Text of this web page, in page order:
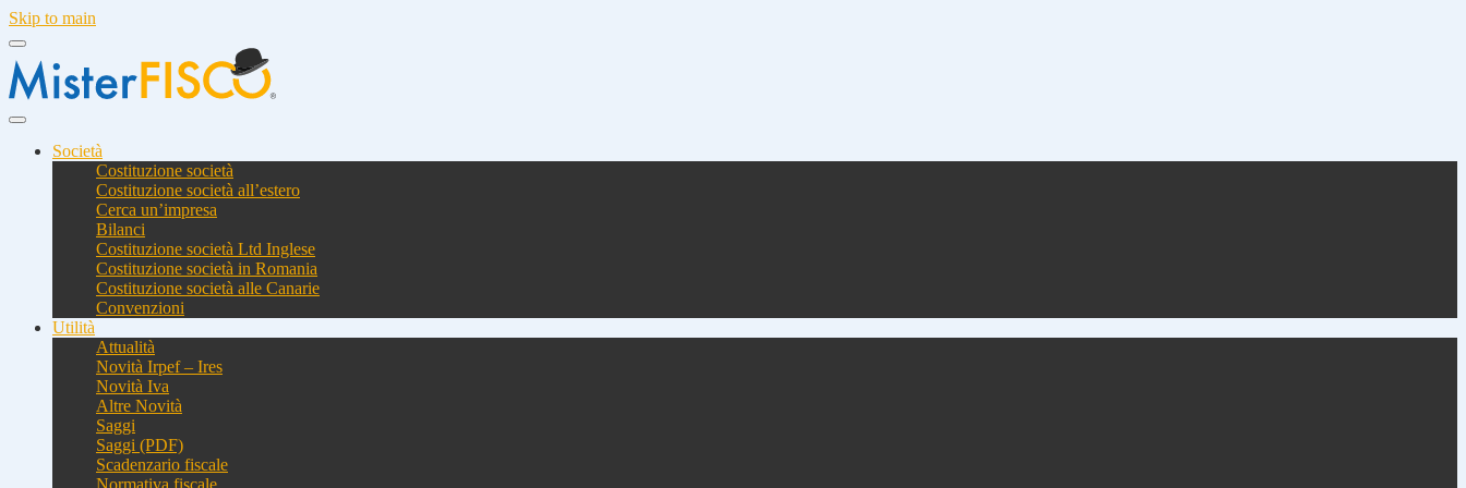
Skip to main
Società
Costituzione società
Costituzione società all’estero
Cerca un’impresa
Bilanci
Costituzione società Ltd Inglese
Costituzione società in Romania
Costituzione società alle Canarie
Convenzioni
Utilità
Attualità
Novità Irpef – Ires
Novità Iva
Altre Novità
Saggi
Saggi (PDF)
Scadenzario fiscale
Normativa fiscale